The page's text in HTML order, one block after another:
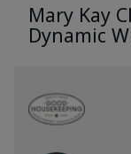
Mary Kay
Dynamic